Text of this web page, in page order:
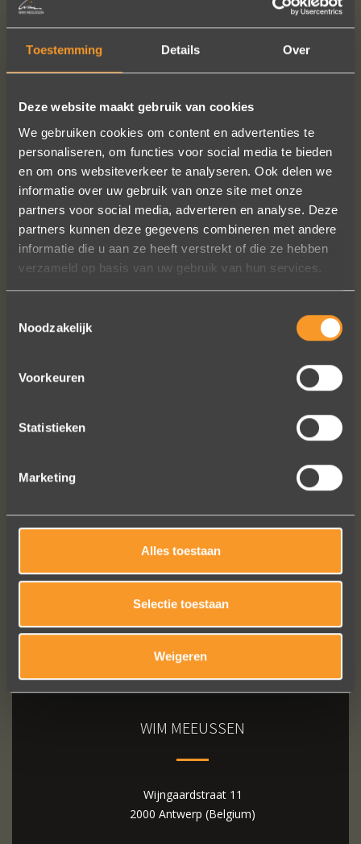
Toestemming Details Over
Deze website maakt gebruik van cookies
We gebruiken cookies om content en advertenties te
personaliseren, om functies voor social media te bieden
en om ons websiteverkeer te analyseren. Ook delen we
informatie over uw gebruik van onze site met onze
partners voor social media, adverteren en analyse. Deze
partners kunnen deze gegevens combineren met andere
informatie die u aan ze heeft verstrekt of die ze hebben
verzameld op basis van uw gebruik van hun services.
Noodzakelijk
Voorkeuren
Statistieken
Marketing
Alles toestaan
Selectie toestaan
Weigeren
Een droom die uitkomt, de ringen zijn
prachtig afgewerkt, perfecte kwaliteit.
We zijn liefdevol geholpen en ze
waren op tijd klaar. Kan niet anders
WIM MEEUSSEN
Wijngaardstraat 11
2000 Antwerp (Belgium)